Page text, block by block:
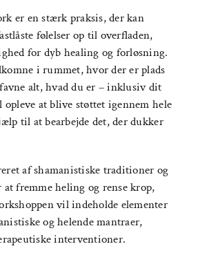
er en stærk praksis, der kan
følelser op til overfladen,
for dyb healing og forløsning.
i rummet, hvor der er plads
alt, hvad du er – inklusiv dit
at blive støttet igennem hele
til at bearbejde det, der dukker
af shamanistiske traditioner og
fremme heling og rense krop,
vil indeholde elementer
og helende mantraer,
interventioner.